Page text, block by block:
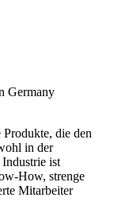
die den
in der
ist
How, strenge
Mitarbeiter